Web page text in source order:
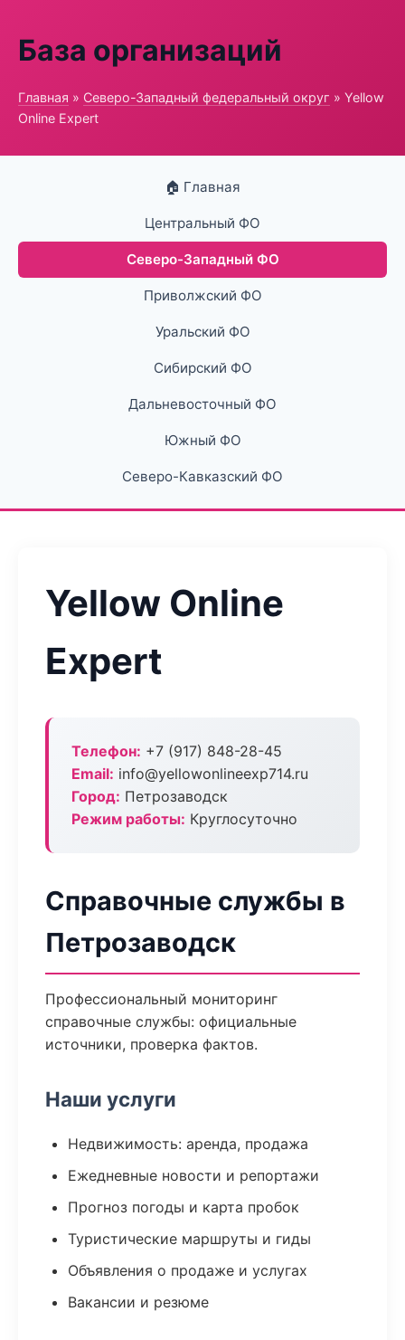
База организаций
Главная » Северо-Западный федеральный округ » Yellow
Online Expert
🏠 Главная
Центральный ФО
Северо-Западный ФО
Приволжский ФО
Уральский ФО
Сибирский ФО
Дальневосточный ФО
Южный ФО
Северо-Кавказский ФО
Yellow Online
Expert
Телефон: +7 (917) 848-28-45
Email: info@yellowonlineexp714.ru
Город: Петрозаводск
Режим работы: Круглосуточно
Справочные службы в
Петрозаводск
Профессиональный мониторинг
справочные службы: официальные
источники, проверка фактов.
Наши услуги
Недвижимость: аренда, продажа
Ежедневные новости и репортажи
Прогноз погоды и карта пробок
Туристические маршруты и гиды
Объявления о продаже и услугах
Вакансии и резюме